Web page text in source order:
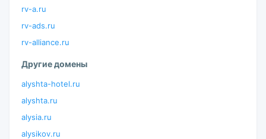
rv-a.ru
rv-ads.ru
rv-alliance.ru
Другие домены
alyshta-hotel.ru
alyshta.ru
alysia.ru
alysikov.ru